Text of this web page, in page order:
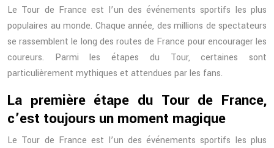
Le Tour de France est l’un des événements sportifs les plus
populaires au monde. Chaque année, des millions de spectateurs
se rassemblent le long des routes de France pour encourager les
coureurs. Parmi les étapes du Tour, certaines sont
particulièrement mythiques et attendues par les fans.
La première étape du Tour de France,
c’est toujours un moment magique
Le Tour de France est l’un des événements sportifs les plus